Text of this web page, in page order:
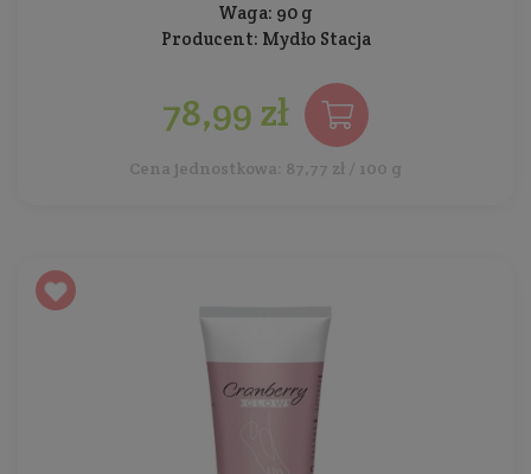
Waga: 90 g
Producent: Mydło Stacja
78,99 zł
Cena jednostkowa: 87,77 zł / 100 g